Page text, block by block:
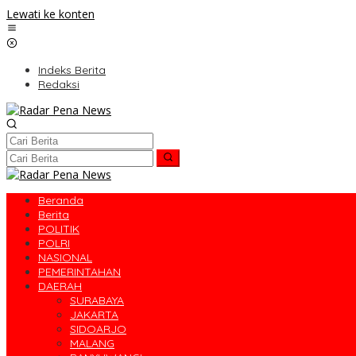
Lewati ke konten
Indeks Berita
Redaksi
Beranda
Berita
POLITIK
POLRI
NASIONAL
PEMERINTAHAN
DAERAH
SURABAYA
JAKARTA
SIDOARJO
MALANG